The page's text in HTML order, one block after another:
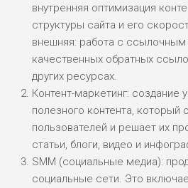
внутренняя оптимизация
структуры сайта и его
внешняя: работа с
качественных обратных
других ресурсах.
Контент-маркетинг: создание
полезного контента, который
пользователей и решает их
статьи, блоги, видео и
SMM (социальные медиа):
социальные сети. Это